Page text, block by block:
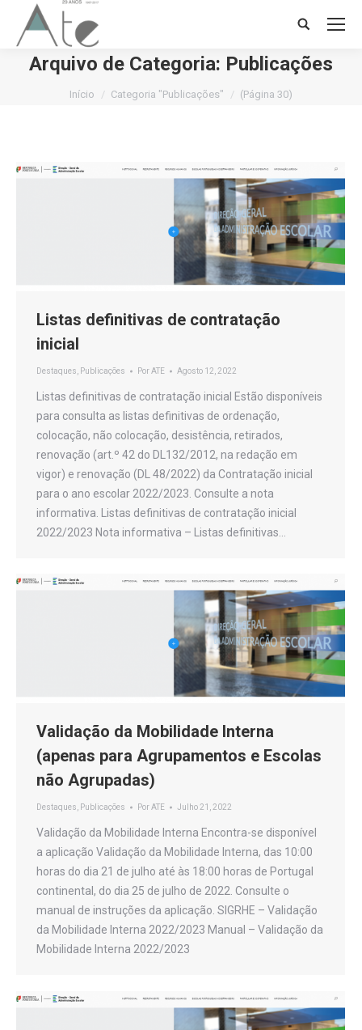
Search:
Arquivo de Categoria: Publicações
Você está aqui:
Início Categoria "Publicações" (Página 30)
Listas definitivas de contratação
inicial
Destaques Publicações PorATE Agosto 12, 2022
Listas definitivas de contratação inicial Estão disponíveis
para consulta as listas definitivas de ordenação,
colocação, não colocação, desistência, retirados,
renovação (art.º 42 do DL132/2012, na redação em
vigor) e renovação (DL 48/2022) da Contratação inicial
para o ano escolar 2022/2023. Consulte a nota
informativa. Listas definitivas de contratação inicial
2022/2023 Nota informativa – Listas definitivas…
Validação da Mobilidade Interna
(apenas para Agrupamentos e Escolas
não Agrupadas)
Destaques Publicações PorATE Julho 21, 2022
Validação da Mobilidade Interna Encontra-se disponível
a aplicação Validação da Mobilidade Interna, das 10:00
horas do dia 21 de julho até às 18:00 horas de Portugal
continental, do dia 25 de julho de 2022. Consulte o
manual de instruções da aplicação. SIGRHE – Validação
da Mobilidade Interna 2022/2023 Manual – Validação da
Mobilidade Interna 2022/2023